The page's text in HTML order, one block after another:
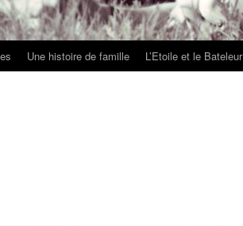
Une histoire de famille L’Etoile et le Bateleur